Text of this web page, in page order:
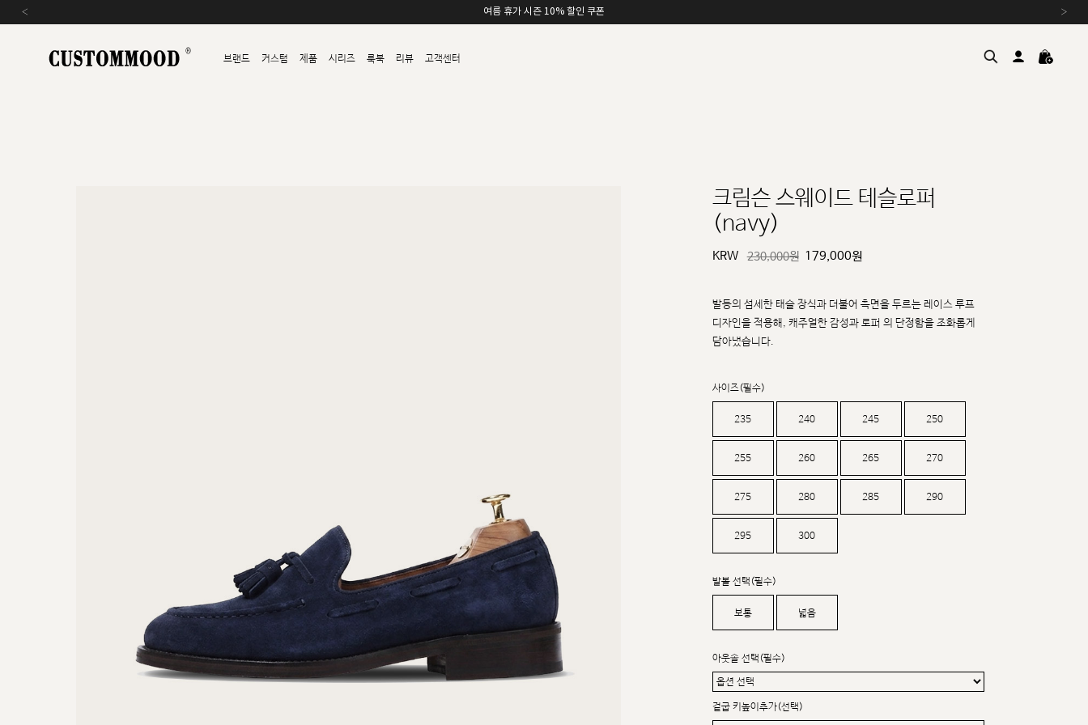
여름 휴가 시즌 10% 할인 쿠폰
‹ ›
브랜드 커스텀 제품 시리즈 룩북 리뷰 고객센터
크림슨 스웨이드 테슬로퍼
(navy)
KRW 230,000원 179,000원
발등의 섬세한 태슬 장식과 더불어 측면을 두르는 레이스 루프
디자인을 적용해, 캐주얼한 감성과 로퍼 의 단정함을 조화롭게
담아냈습니다.
사이즈(필수)
235 240 245 250
255 260 265 270
275 280 285 290
295 300
발볼 선택(필수)
보통 넓음
아웃솔 선택(필수)
겉굽 키높이추가(선택)